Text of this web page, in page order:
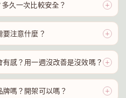
久一次比較安全？ ＋
注意什麼？ ＋
感？用一週沒改善是沒效嗎？ ＋
嗎？開架可以嗎？ ＋